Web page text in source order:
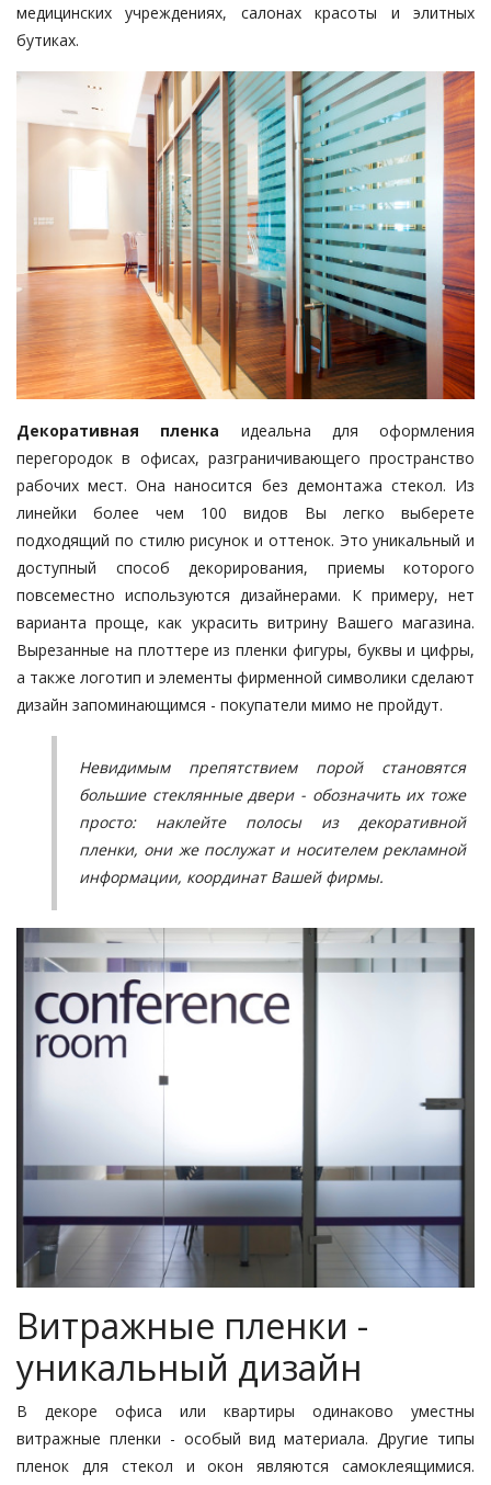
медицинских учреждениях, салонах красоты и элитных
бутиках.
Декоративная пленка идеальна для оформления
перегородок в офисах, разграничивающего пространство
рабочих мест. Она наносится без демонтажа стекол. Из
линейки более чем 100 видов Вы легко выберете
подходящий по стилю рисунок и оттенок. Это уникальный и
доступный способ декорирования, приемы которого
повсеместно используются дизайнерами. К примеру, нет
варианта проще, как украсить витрину Вашего магазина.
Вырезанные на плоттере из пленки фигуры, буквы и цифры,
а также логотип и элементы фирменной символики сделают
дизайн запоминающимся - покупатели мимо не пройдут.
Невидимым препятствием порой становятся
большие стеклянные двери - обозначить их тоже
просто: наклейте полосы из декоративной
пленки, они же послужат и носителем рекламной
информации, координат Вашей фирмы.
Витражные пленки -
уникальный дизайн
В декоре офиса или квартиры одинаково уместны
витражные пленки - особый вид материала. Другие типы
пленок для стекол и окон являются самоклеящимися.